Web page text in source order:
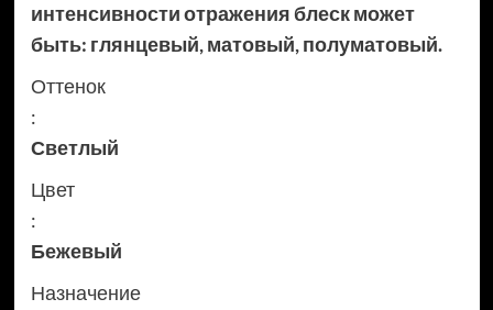
интенсивности отражения блеск может
быть: глянцевый, матовый, полуматовый.
Оттенок
:
Светлый
Цвет
:
Бежевый
Назначение